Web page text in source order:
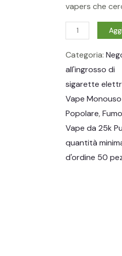
vapers che
u
a
n
t
i
t
à
Categoria:
all'ingrosso di
sigarette
Vape Monouso
Popolare,
Vape da 25k
quantità
d'ordine 50